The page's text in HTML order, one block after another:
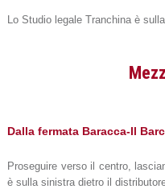
Lo Studio legale Tranchina è
Dalla fermata Baracca-Il
Proseguire verso il centro,
è sulla sinistra dietro il